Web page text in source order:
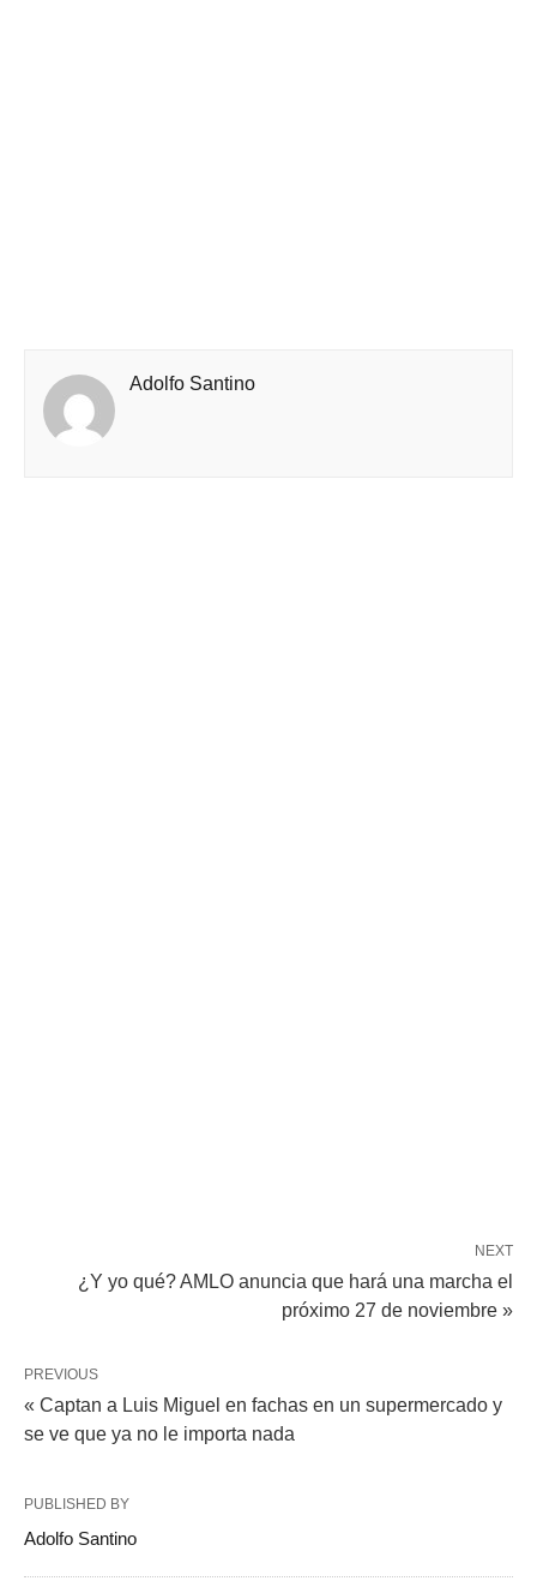
Adolfo Santino
NEXT
¿Y yo qué? AMLO anuncia que hará una marcha el
próximo 27 de noviembre »
PREVIOUS
« Captan a Luis Miguel en fachas en un supermercado y
se ve que ya no le importa nada
PUBLISHED BY
Adolfo Santino